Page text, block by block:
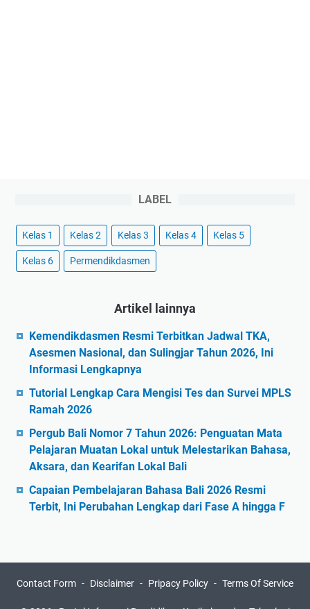
LABEL
Kelas 1 Kelas 2 Kelas 3 Kelas 4 Kelas 5
Kelas 6 Permendikdasmen
Artikel lainnya
Kemendikdasmen Resmi Terbitkan Jadwal TKA,
Asesmen Nasional, dan Sulingjar Tahun 2026, Ini
Informasi Lengkapnya
Tutorial Lengkap Cara Mengisi Tes dan Survei MPLS
Ramah 2026
Pergub Bali Nomor 7 Tahun 2026: Penguatan Mata
Pelajaran Muatan Lokal untuk Melestarikan Bahasa,
Aksara, dan Kearifan Lokal Bali
Capaian Pembelajaran Bahasa Bali 2026 Resmi
Terbit, Ini Perubahan Lengkap dari Fase A hingga F
Contact Form Disclaimer Pripacy Policy Terms Of Service